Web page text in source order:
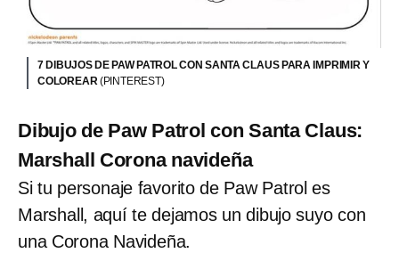
7 DIBUJOS DE PAW PATROL CON SANTA CLAUS PARA IMPRIMIR Y
COLOREAR(PINTEREST)
Dibujo de Paw Patrol con Santa Claus:
Marshall Corona navideña
Si tu personaje favorito de Paw Patrol es
Marshall, aquí te dejamos un dibujo suyo con
una Corona Navideña.